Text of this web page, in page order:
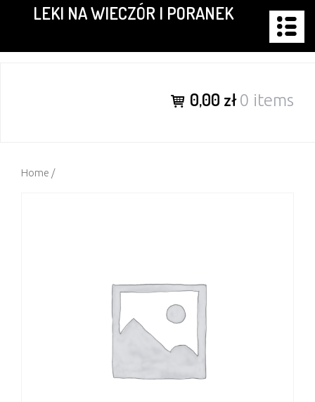
content
LEKI NA WIECZÓR I PORANEK
0,00 zł0 items
Home /